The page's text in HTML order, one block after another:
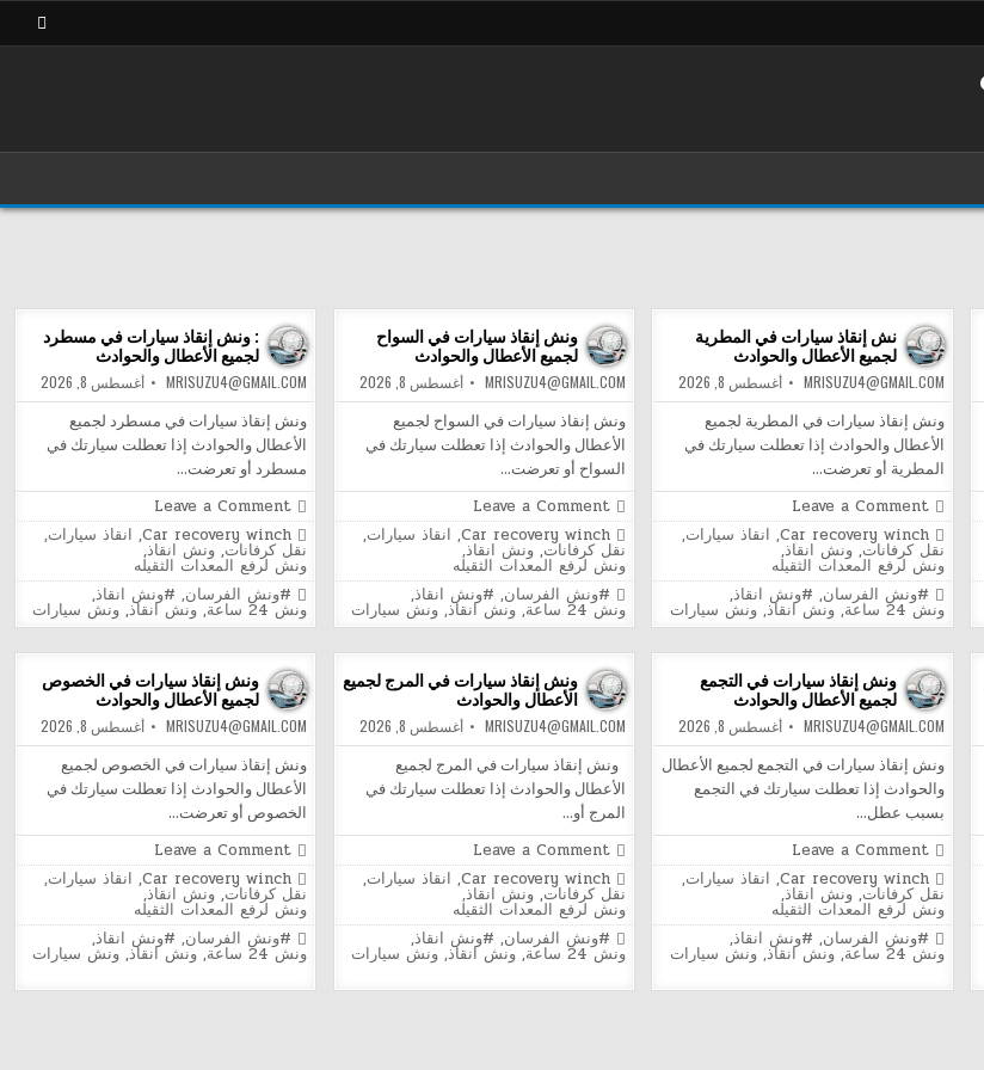
: ونش إنقاذ سيارات في مسطرد
لجميع الأعطال والحوادث
MRISUZU4@GMAIL.COM أغسطس 8, 2026
ونش إنقاذ سيارات في مسطرد لجميع
الأعطال والحوادث إذا تعطلت سيارتك في
مسطرد أو تعرضت…
Leave a Comment
on
:
ونش
إنقاذ
سيارات
في
مسطرد
لجميع
الأعطال
Posted
in
Car recovery winch
, انقاذ سيارات,
نقل كرفانات, ونش انقاذ,
ونش لرفع المعدات الثقيله
Tagged
#ونش الفرسان, #ونش انقاذ,
ونش 24 ساعة , ونش انقاذ, ونش سيارات
ونش إنقاذ سيارات في السواح
لجميع الأعطال والحوادث
MRISUZU4@GMAIL.COM أغسطس 8, 2026
ونش إنقاذ سيارات في السواح لجميع
الأعطال والحوادث إذا تعطلت سيارتك في
السواح أو تعرضت…
Leave a Comment
on
ونش
إنقاذ
سيارات
في
السواح
لجميع
الأعطال
والحوادث
Posted
in
Car recovery winch
, انقاذ سيارات,
نقل كرفانات, ونش انقاذ,
ونش لرفع المعدات الثقيله
Tagged
#ونش الفرسان, #ونش انقاذ,
ونش 24 ساعة , ونش انقاذ, ونش سيارات
نش إنقاذ سيارات في المطرية
لجميع الأعطال والحوادث
MRISUZU4@GMAIL.COM أغسطس 8, 2026
ونش إنقاذ سيارات في المطرية لجميع
الأعطال والحوادث إذا تعطلت سيارتك في
المطرية أو تعرضت…
Leave a Comment
نش
إنقاذ
سيارات
في
المطرية
لجميع
الأعطال
والحوادث
Posted
in
Car recovery winch
, انقاذ سيارات,
نقل كرفانات,ونش انقاذ,
ونش لرفع المعدات الثقيله
Tagged
#ونش الفرسان, #ونش انقاذ,
ونش 24 ساعة ,ونش انقاذ,ونش سيارات
ونش إنقاذ سيارات في الخصوص
لجميع الأعطال والحوادث
MRISUZU4@GMAIL.COM أغسطس 8, 2026
ونش إنقاذ سيارات في الخصوص لجميع
الأعطال والحوادث إذا تعطلت سيارتك في
الخصوص أو تعرضت…
Leave a Comment
on
ونش
إنقاذ
سيارات
في
الخصوص
لجميع
الأعطال
Posted
in
Car recovery winch
, انقاذ سيارات,
نقل كرفانات, ونش انقاذ,
ونش لرفع المعدات الثقيله
Tagged
#ونش الفرسان, #ونش انقاذ,
ونش 24 ساعة , ونش انقاذ, ونش سيارات
ونش إنقاذ سيارات في المرج لجميع
الأعطال والحوادث
MRISUZU4@GMAIL.COM أغسطس 8, 2026
ونش إنقاذ سيارات في المرج لجميع
الأعطال والحوادث إذا تعطلت سيارتك في
المرج أو…
Leave a Comment
on
ونش
إنقاذ
سيارات
في
المرج
لجميع
الأعطال
Posted
in
Car recovery winch
, انقاذ سيارات,
نقل كرفانات, ونش انقاذ,
ونش لرفع المعدات الثقيله
Tagged
#ونش الفرسان, #ونش انقاذ,
ونش 24 ساعة , ونش انقاذ, ونش سيارات
ونش إنقاذ سيارات في التجمع
لجميع الأعطال والحوادث
MRISUZU4@GMAIL.COM أغسطس 8, 2026
ونش إنقاذ سيارات في التجمع لجميع الأعطال
والحوادث إذا تعطلت سيارتك في التجمع
بسبب عطل…
Leave a Comment
ونش
إنقاذ
سيارات
في
التجمع
لجميع
الأعطال
Posted
in
Car recovery winch
, انقاذ سيارات,
نقل كرفانات,ونش انقاذ,
ونش لرفع المعدات الثقيله
Tagged
#ونش الفرسان, #ونش انقاذ,
ونش 24 ساعة ,ونش انقاذ,ونش سيارات